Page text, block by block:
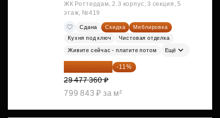
ЖК Роттердам, 2.3 корпус, 3 секция, 5
этаж, №419
Сдана Скидка
Меблировка
Кухня под ключ
Чистовая отделка
Живите сейчас - платите потом Ещё
26 234 850 ₽ -11%
29 477 360 ₽
799 843 ₽ за м²